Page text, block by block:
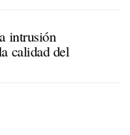
intrusión
calidad del